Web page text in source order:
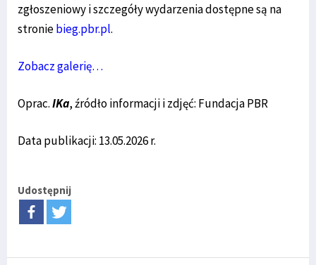
zgłoszeniowy i szczegóły wydarzenia dostępne są na
stroniebieg.pbr.pl.
Zobacz galerię…
Oprac.IKa, źródło informacji i zdjęć: Fundacja PBR
Data publikacji: 13.05.2026 r.
Udostępnij